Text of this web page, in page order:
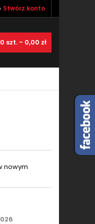
Stwórz konto
0 szt. - 0,00 zł
nowym